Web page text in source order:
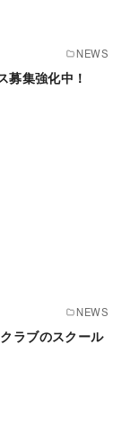
NEWS
募集強化中！
NEWS
ラブのスクール